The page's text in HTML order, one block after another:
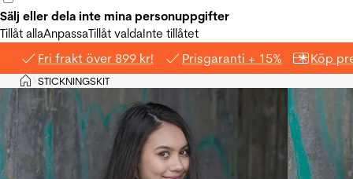
Sälj eller dela inte mina personuppgifter
Tillåt allaAnpassaTillåt valdaInte tillåtet
Fri frakt över 899 kr! Prisgaranti + 15% Köp
Hem
>STICKNINGSKIT